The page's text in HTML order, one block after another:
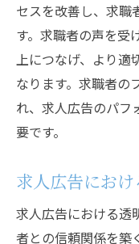
セスを改善し、求職
す。求職者の声を受
上につなげ、より適
なります。求職者の
れ、求人広告のパフ
要です。
求人広告にお
求人広告における透
者との信頼関係を築